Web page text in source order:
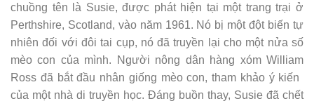
chuồng tên là Susie, được phát hiện tại một trang trại ở
Perthshire, Scotland, vào năm 1961. Nó bị một đột biến tự
nhiên đối với đôi tai cụp, nó đã truyền lại cho một nửa số
mèo con của mình. Người nông dân hàng xóm William
Ross đã bắt đầu nhân giống mèo con, tham khảo ý kiến ​​
của một nhà di truyền học. Đáng buồn thay, Susie đã chết